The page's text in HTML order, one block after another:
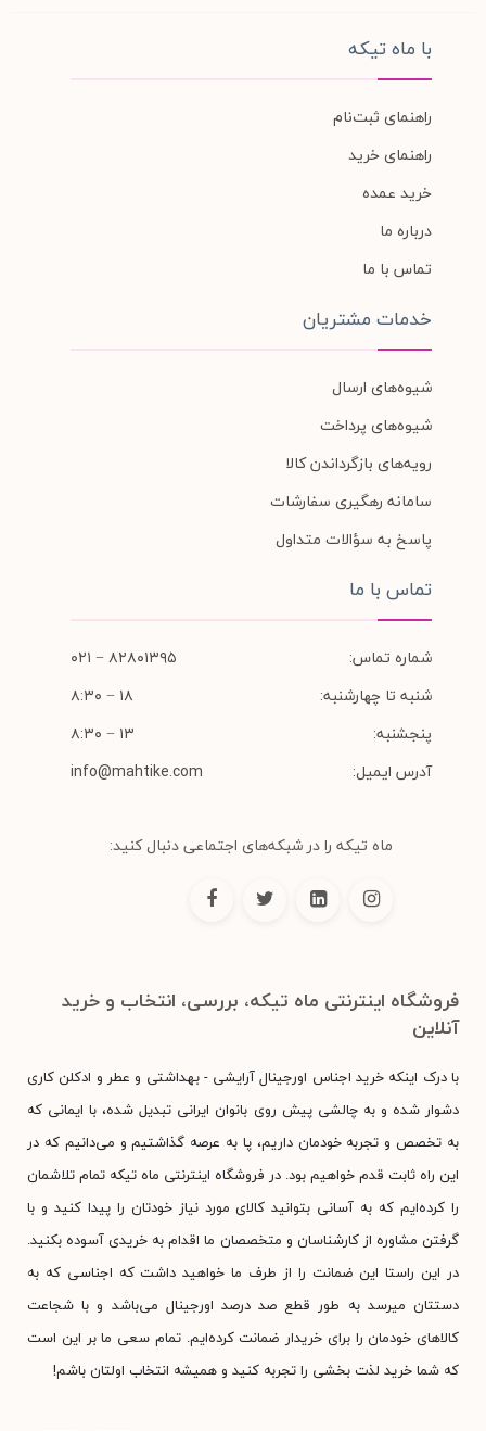
با ماه تیکه
راهنمای ثبت‌نام
راهنمای خرید
خرید عمده
درباره ما
تماس با ما
خدمات مشتریان
شیوه‌های ارسال
شیوه‌های پرداخت
رویه‌های بازگرداندن کالا
سامانه رهگیری سفارشات
پاسخ به سؤالات متداول
تماس با ما
شماره تماس:
۸۲۸۰۱۳۹۵ − ۰۲۱
شنبه تا چهارشنبه:
۱۸ − ۸:۳۰
پنجشنبه:
۱۳ − ۸:۳۰
آدرس ایمیل:
info@mahtike.com
ماه تیکه را در شبکه‌های اجتماعی دنبال کنید:
فروشگاه اینترنتی ماه تیکه، بررسی، انتخاب و خرید
آنلاین
با درک اینکه خرید اجناس اورجینال آرایشی - بهداشتی و عطر و ادکلن کاری
دشوار شده و به چالشی پیش روی بانوان ایرانی تبدیل شده، با ایمانی که
به تخصص و تجربه خودمان داریم، پا به عرصه گذاشتیم و می‌دانیم که در
این راه ثابت قدم خواهیم بود. در فروشگاه اینترنتی ماه تیکه تمام تلاشمان
را کرده‌ایم که به آسانی بتوانید کالای مورد نیاز خودتان را پیدا کنید و با
گرفتن مشاوره از کارشناسان و متخصصان ما اقدام به خریدی آسوده بکنید.
در این راستا این ضمانت را از طرف ما خواهید داشت که اجناسی که به
دستتان میرسد به طور قطع صد درصد اورجینال می‌باشد و با شجاعت
کالاهای خودمان را برای خریدار ضمانت کرده‌ایم. تمام سعی ما بر این است
که شما خرید لذت بخشی را تجربه کنید و همیشه انتخاب اولتان باشم!